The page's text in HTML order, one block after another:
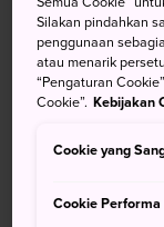
yang
Pagoda
Kobo Daishi
1867). Aula
Silakan pindahkan
penggunaan
atau menarik
“Pengaturan
Cookie”. Kebijakan
Cookie yang
Cookie Performa